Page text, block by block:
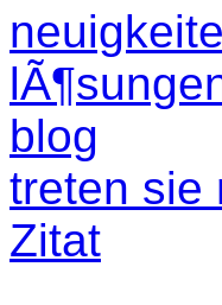
blog
treten sie
Zitat